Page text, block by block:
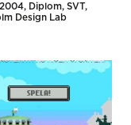
2004 Diplom SVT
Design Lab